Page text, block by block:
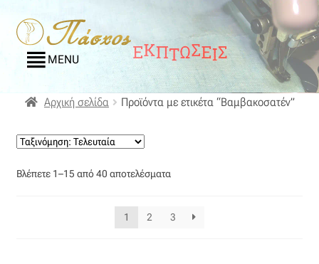
Απευθείας
μετάβαση
στην
Μετάβαση
σε
περιεχόμενο
MENU
Αρχική
Compare
Αρχική σελίδα Προϊόντα με ετικέτα “Βαμβακοσατέν”
Βλέπετε 1–15 από 40 αποτελέσματαSorted
1
2 3